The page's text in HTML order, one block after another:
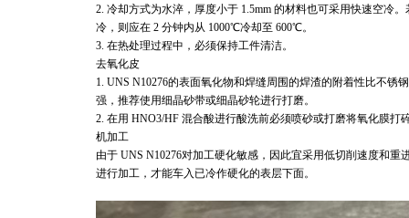
2. 冷却方式为水淬，厚度小于 1.5mm 的材料也可采用快速空冷。
冷，则应在 2 分钟内从 1000℃冷却至 600℃。
3. 在热处理过程中，必须保持工件清洁。
去氧化皮
1. UNS N10276的表面氧化物和焊缝周围的焊渣的附着性比不锈
强，推荐使用细晶砂带或细晶砂轮进行打磨。
2. 在用 HNO3/HF 混合酸进行酸洗前必须喷砂或打磨将氧化膜打
机加工
由于 UNS N10276对加工硬化敏感，因此宜采用低切削速度和重
进行加工，才能车入已冷作硬化的表层下面。